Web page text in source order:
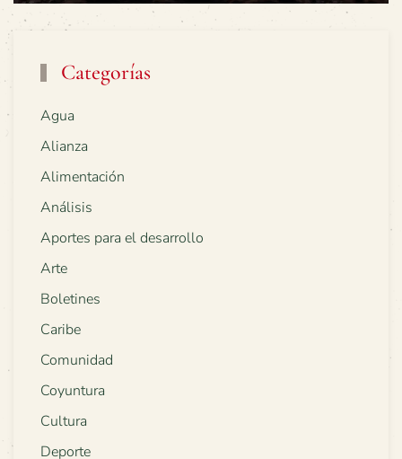
Categorías
Agua
Alianza
Alimentación
Análisis
Aportes para el desarrollo
Arte
Boletines
Caribe
Comunidad
Coyuntura
Cultura
Deporte